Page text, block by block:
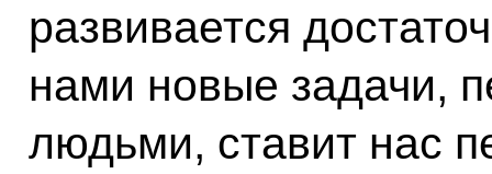
развивается
нами новые задачи,
людьми, ставит нас